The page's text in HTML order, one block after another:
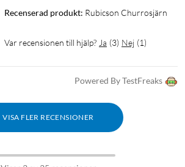
Recenserad produkt: Rubicson Churrosjärn
Var recensionen till hjälp? Ja (3) Nej (1)
Powered By TestFreaks
VISA FLER RECENSIONER